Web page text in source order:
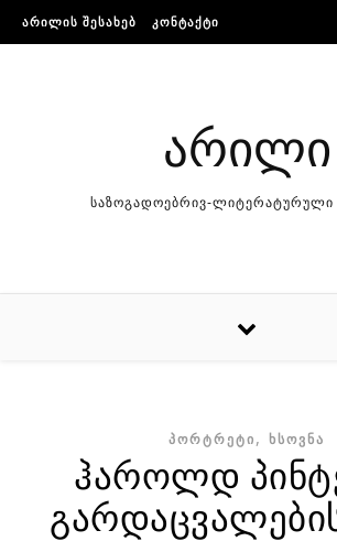
Skip to content
ᲐᲠᲘᲚᲘᲡ ᲨᲔᲡᲐᲮᲔᲑ ᲙᲝᲜᲢᲐᲥᲢᲘ
არილი
საზოგადოებრივ-ლიტერატურული
ᲞᲝᲠᲢᲠᲔᲢᲘ, ᲮᲡᲝᲕᲜᲐ
ჰაროლდ